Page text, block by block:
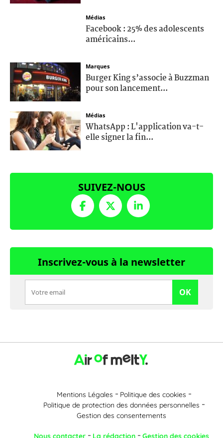
Médias
Facebook : 25% des adolescents
américains...
Marques
Burger King s’associe à Buzzman
pour son lancement...
Médias
WhatsApp : L'application va-t-
elle signer la fin...
SUIVEZ-NOUS
Inscrivez-vous à la newsletter
OK
Mentions Légales
Politique des cookies
Politique de protection des données personnelles
Gestion des consentements
Nous contacter La rédaction Gestion des cookies